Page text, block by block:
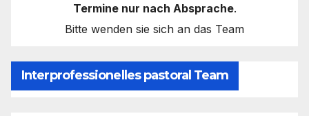
Termine nur nach Absprache.
Bitte wenden sie sich an das Team
Interprofessionelles pastoral Team